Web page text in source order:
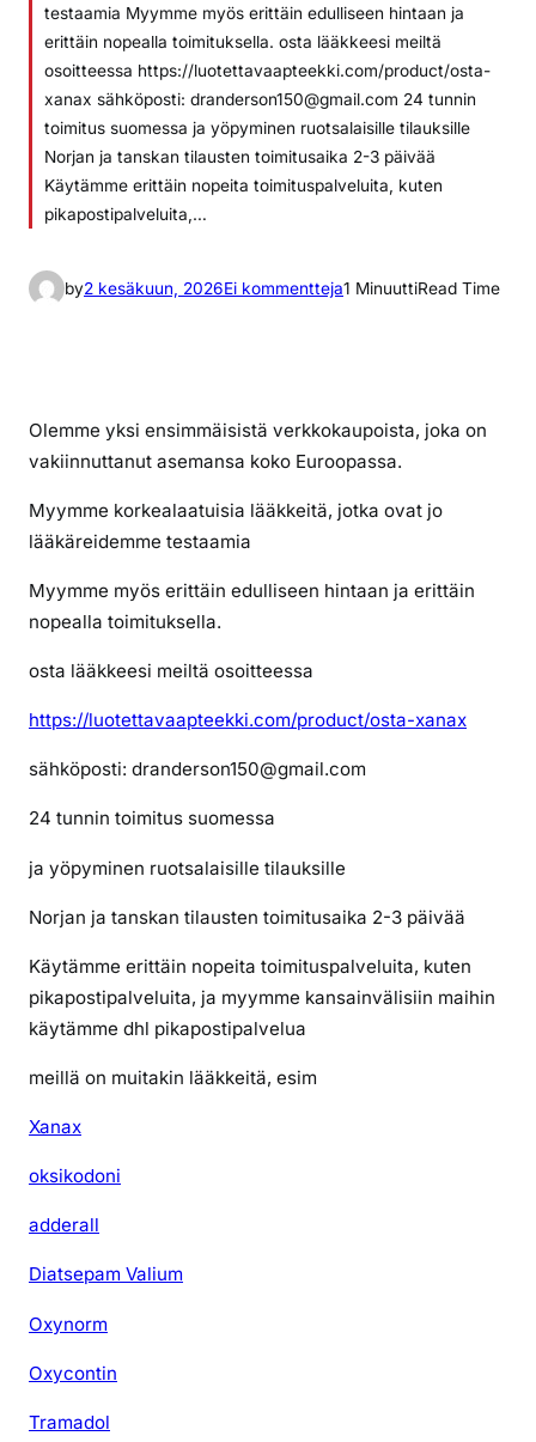
testaamia Myymme myös erittäin edulliseen hintaan ja
erittäin nopealla toimituksella. osta lääkkeesi meiltä
osoitteessa https://luotettavaapteekki.com/product/osta-
xanax sähköposti: dranderson150@gmail.com 24 tunnin
toimitus suomessa ja yöpyminen ruotsalaisille tilauksille
Norjan ja tanskan tilausten toimitusaika 2-3 päivää
Käytämme erittäin nopeita toimituspalveluita, kuten
pikapostipalveluita,…
by2 kesäkuun, 2026Ei kommenttejaa
k
e
i
t
a
o
i
2
t
u
1 MinuuttiRead Time
Olemme yksi ensimmäisistä verkkokaupoista, joka on
vakiinnuttanut asemansa koko Euroopassa.
Myymme korkealaatuisia lääkkeitä, jotka ovat jo
lääkäreidemme testaamia
Myymme myös erittäin edulliseen hintaan ja erittäin
nopealla toimituksella.
osta lääkkeesi meiltä osoitteessa
https://luotettavaapteekki.com/product/osta-xanax
sähköposti: dranderson150@gmail.com
24 tunnin toimitus suomessa
ja yöpyminen ruotsalaisille tilauksille
Norjan ja tanskan tilausten toimitusaika 2-3 päivää
Käytämme erittäin nopeita toimituspalveluita, kuten
pikapostipalveluita, ja myymme kansainvälisiin maihin
käytämme dhl pikapostipalvelua
meillä on muitakin lääkkeitä, esim
Xanax
oksikodoni
adderall
Diatsepam Valium
Oxynorm
Oxycontin
Tramadol